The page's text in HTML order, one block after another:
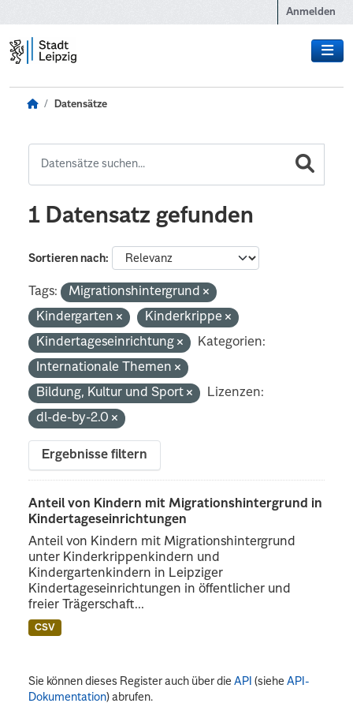
Anmelden
Datensätze
1 Datensatz gefunden
Sortieren nach
Tags:
Migrationshintergrund
Kindergarten
Kinderkrippe
Kindertageseinrichtung
Kategorien:
Internationale Themen
Bildung, Kultur und Sport
Lizenzen:
dl-de-by-2.0
Ergebnisse filtern
Anteil von Kindern mit Migrationshintergrund in
Kindertageseinrichtungen
Anteil von Kindern mit Migrationshintergrund
unter Kinderkrippenkindern und
Kindergartenkindern in Leipziger
Kindertageseinrichtungen in öffentlicher und
freier Trägerschaft...
CSV
Sie können dieses Register auch über dieAPI (sieheAPI-
Dokumentation) abrufen.